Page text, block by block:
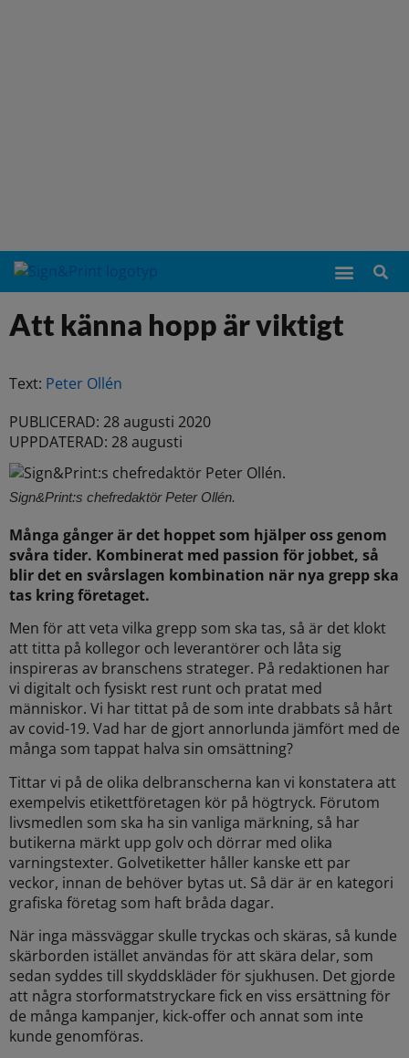
Att känna hopp är viktigt
Text: Peter Ollén
PUBLICERAD: 28 augusti 2020
UPPDATERAD: 28 augusti
Sign&Print:s chefredaktör Peter Ollén.
Många gånger är det hoppet som hjälper oss genom
svåra tider. Kombinerat med passion för jobbet, så
blir det en svårslagen kombination när nya grepp ska
tas kring företaget.
Men för att veta vilka grepp som ska tas, så är det klokt
att titta på kollegor och leverantörer och låta sig
inspireras av branschens strateger. På redaktionen har
vi digitalt och fysiskt rest runt och pratat med
människor. Vi har tittat på de som inte drabbats så hårt
av covid-19. Vad har de gjort annorlunda jämfört med de
många som tappat halva sin omsättning?
Tittar vi på de olika delbranscherna kan vi konstatera att
exempelvis etikettföretagen kör på högtryck. Förutom
livsmedlen som ska ha sin vanliga märkning, så har
butikerna märkt upp golv och dörrar med olika
varningstexter. Golvetiketter håller kanske ett par
veckor, innan de behöver bytas ut. Så där är en kategori
grafiska företag som haft bråda dagar.
När inga mässväggar skulle tryckas och skäras, så kunde
skärborden istället användas för att skära delar, som
sedan syddes till skyddskläder för sjukhusen. Det gjorde
att några storformatstryckare fick en viss ersättning för
de många kampanjer, kick-offer och annat som inte
kunde genomföras.